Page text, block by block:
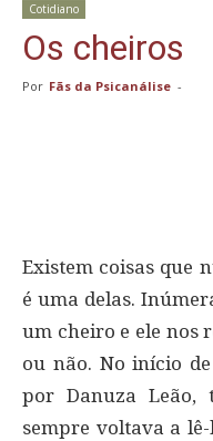
Cotidiano
Os cheiros
Por Fãs da Psicanálise -
Existem coisas que
é uma delas.
um cheiro e ele nos
ou não. No início
por Danuza
sempre voltava a